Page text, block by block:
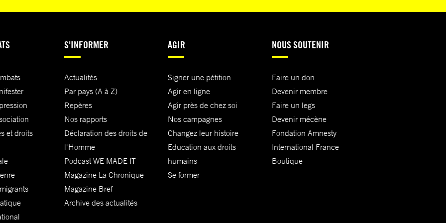
et
et droits
S'INFORMER
Actualités
Par pays (A à Z)
Repères
Nos rapports
Déclaration des droits de
l'Homme
Podcast WE MADE IT
Magazine La Chronique
Magazine Bref
Archive des actualités
AGIR
Signer une pétition
Agir en ligne
Agir près de chez soi
Nos campagnes
Changez leur histoire
Education aux droits
humains
Se former
NOUS SOUTENIR
Faire un don
Devenir membre
Faire un legs
Devenir mécène
Fondation Amnesty
International France
Boutique